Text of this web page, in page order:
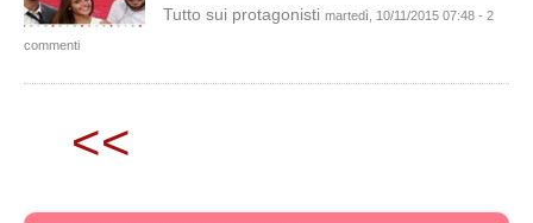
Tutto sui protagonisti martedì, 10/11/2015 07:48 - 2
commenti
<<